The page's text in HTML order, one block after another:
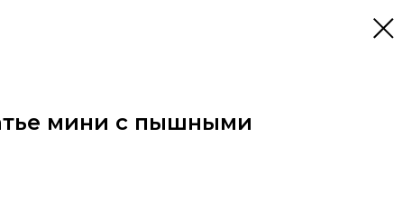
мини с пышными